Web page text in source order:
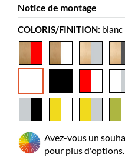
Hauteur
1120
Coloris
blanc
acier
prévoir
matériaux
Albums
85-165
Dessin de dimensions
Notice de montage
Notice de montage
COLORIS/FINITION: blanc
Avez-vous un
pour plus d'options.